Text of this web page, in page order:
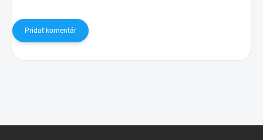
Pridať komentár